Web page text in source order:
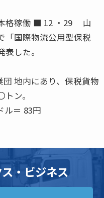
格稼働 ■ 12 ・29 山
「国際物流公用型保税
した。
地内にあり、保税貨物
ン。
ル＝ 83円
・ビジネス